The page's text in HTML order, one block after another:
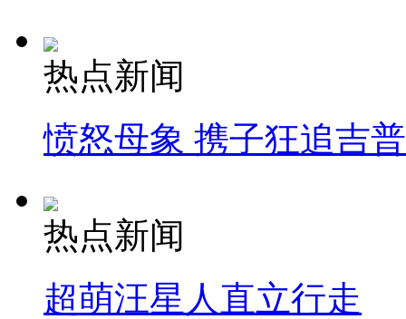
热点新闻
愤怒母象 携子狂追吉
热点新闻
超萌汪星人直立行走